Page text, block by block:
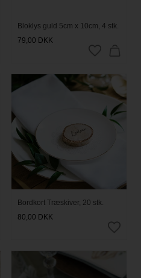
Bloklys guld 5cm x 10cm, 4 stk.
79,00 DKK
Bordkort Træskiver, 20 stk.
80,00 DKK